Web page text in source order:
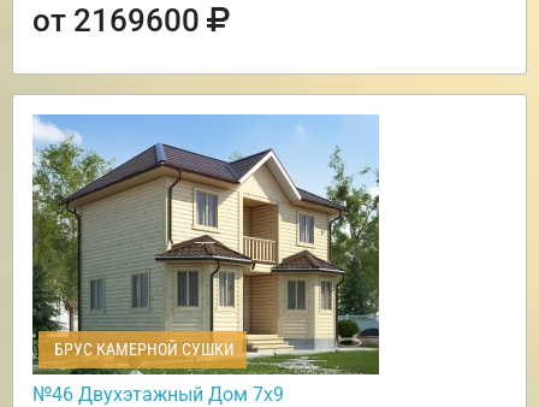
от 2169600
БРУС КАМЕРНОЙ СУШКИ
№46 Двухэтажный Дом 7х9